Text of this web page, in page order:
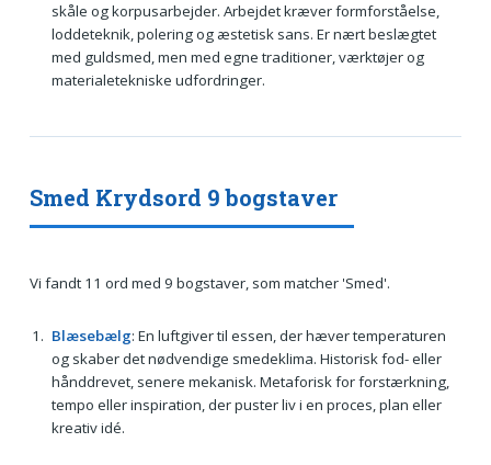
skåle og korpusarbejder. Arbejdet kræver formforståelse,
loddeteknik, polering og æstetisk sans. Er nært beslægtet
med guldsmed, men med egne traditioner, værktøjer og
materialetekniske udfordringer.
Smed Krydsord 9 bogstaver
Vi fandt 11 ord med 9 bogstaver, som matcher 'Smed'.
Blæsebælg: En luftgiver til essen, der hæver temperaturen
og skaber det nødvendige smedeklima. Historisk fod- eller
hånddrevet, senere mekanisk. Metaforisk for forstærkning,
tempo eller inspiration, der puster liv i en proces, plan eller
kreativ idé.